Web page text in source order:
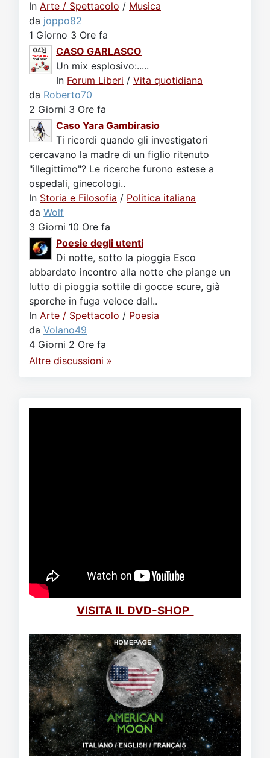
In Arte / Spettacolo / Musica
da joppo82
1 Giorno 3 Ore fa
CASO GARLASCO
Un mix esplosivo:.....
In Forum Liberi / Vita quotidiana
da Roberto70
2 Giorni 3 Ore fa
Caso Yara Gambirasio
Ti ricordi quando gli investigatori
cercavano la madre di un figlio ritenuto
"illegittimo"? Le ricerche furono estese a
ospedali, ginecologi..
In Storia e Filosofia / Politica italiana
da Wolf
3 Giorni 10 Ore fa
Poesie degli utenti
Di notte, sotto la pioggia Esco
abbardato incontro alla notte che piange un
lutto di pioggia sottile di gocce scure, già
sporche in fuga veloce dall..
In Arte / Spettacolo / Poesia
da Volano49
4 Giorni 2 Ore fa
Altre discussioni »
VISITA IL DVD-SHOP